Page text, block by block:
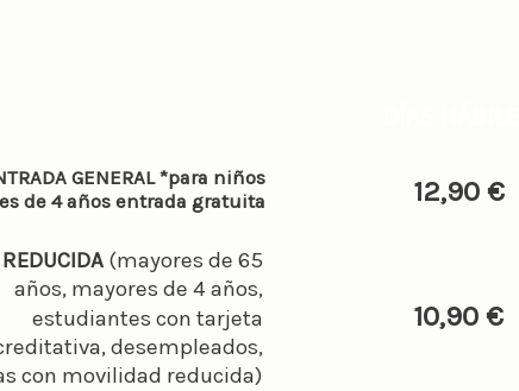
GENERAL *para niños
de 4 años entrada gratuita
12,90 €
(mayores de 65
años, mayores de 4 años,
estudiantes con tarjeta
desempleados,
con movilidad reducida)
10,90 €